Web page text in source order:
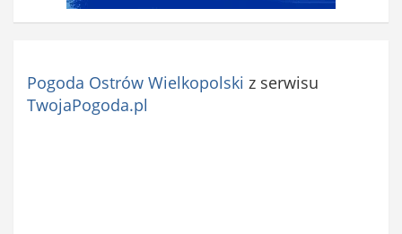
Pogoda Ostrów Wielkopolski z serwisu
TwojaPogoda.pl